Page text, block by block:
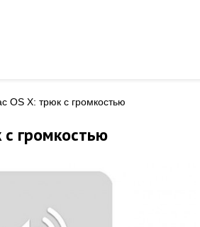
OS X: трюк с громкостью
с громкостью